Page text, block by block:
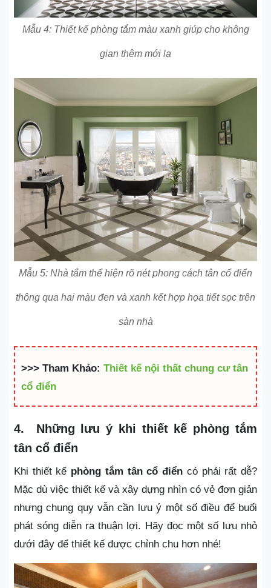
Mẫu 4: Thiết kế phòng tắm màu xanh giúp cho không
gian thêm mới lạ
Mẫu 5: Nhà tắm thể hiện rõ nét phong cách tân cổ điển
thông qua hai màu đen và xanh kết hợp họa tiết sọc trên
sàn nhà
>>> Tham Khảo: Thiết kế nội thất chung cư tân
cổ điển
4. Những lưu ý khi thiết kế phòng tắm
tân cổ điển
Khi thiết kế phòng tắm tân cổ điển có phải rất dễ?
Mặc dù việc thiết kế và xây dựng nhìn có vẻ đơn giản
nhưng chung quy vẫn cần lưu ý một số điều để buổi
phát sóng diễn ra thuận lợi. Hãy đọc một số lưu nhỏ
dưới đây để thiết kế được chỉnh chu hơn nhé!